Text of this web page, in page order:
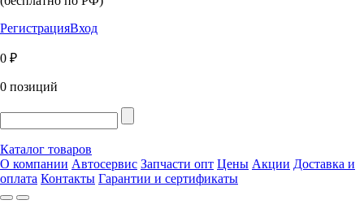
РегистрацияВход
0 ₽
0 позиций
Каталог товаров
О компании Автосервис Запчасти опт Цены Акции Доставка и
оплата Контакты Гарантии и сертификаты